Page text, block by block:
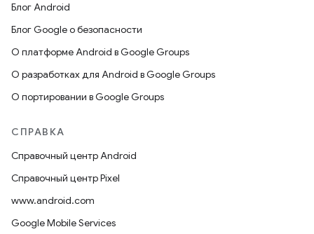
Блог Android
Блог Google о безопасности
О платформе Android в Google Groups
О разработках для Android в Google Groups
О портировании в Google Groups
СПРАВКА
Справочный центр Android
Справочный центр Pixel
www.android.com
Google Mobile Services